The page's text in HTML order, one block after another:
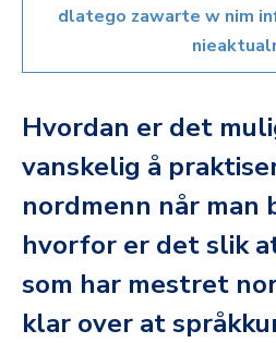
dlatego zawarte w nim
Hvordan er det
vanskelig å
nordmenn når man
hvorfor er det slik
som har mestret
klar over at